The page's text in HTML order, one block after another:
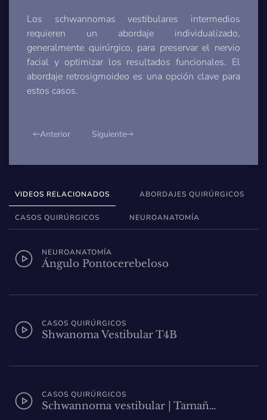
Los schwannomas vestibulares intermedios
requieren un abordaje individualizado,
generalmente quirúrgico, para preservar el nervio
facial y optimizar los resultados funcionales. El
abordaje retrosigmoideo es una opción clave para
estos casos.
Anterior Siguiente
VIDEOS RELACIONADOS ABORDAJES QUIRÚRGICOS
CASOS QUIRÚRGICOS NEUROANATOMÍA
NEUROANATOMÍA
Ángulo Pontocerebeloso
CASOS QUIRÚRGICOS
Shwanoma Vestibular T4B
CASOS QUIRÚRGICOS
Schwannoma vestibular | Tamañ…